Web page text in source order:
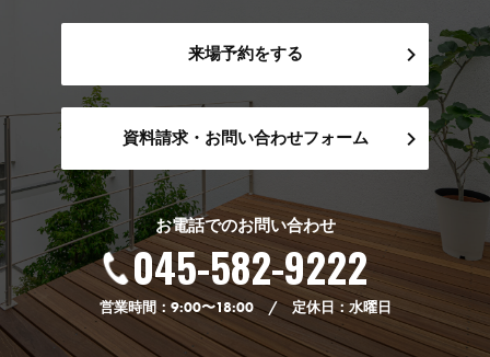
来場予約をする
資料請求・お問い合わせフォーム
お電話でのお問い合わせ
045-582-9222
営業時間：9:00〜18:00 / 定休日：水曜日